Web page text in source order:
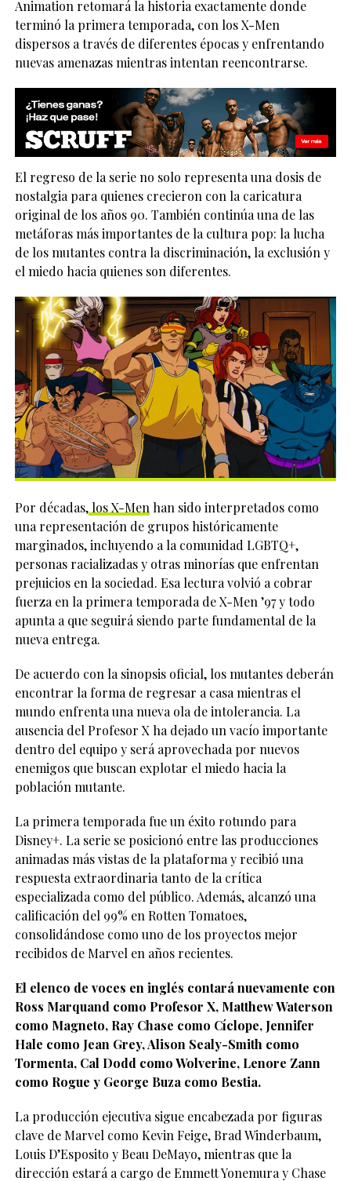
Animation retomará la historia exactamente donde
terminó la primera temporada, con los X-Men
dispersos a través de diferentes épocas y enfrentando
nuevas amenazas mientras intentan reencontrarse.
El regreso de la serie no solo representa una dosis de
nostalgia para quienes crecieron con la caricatura
original de los años 90. También continúa una de las
metáforas más importantes de la cultura pop: la lucha
de los mutantes contra la discriminación, la exclusión y
el miedo hacia quienes son diferentes.
Por décadas,los X-Menhan sido interpretados como
una representación de grupos históricamente
marginados, incluyendo a la comunidad LGBTQ+,
personas racializadas y otras minorías que enfrentan
prejuicios en la sociedad. Esa lectura volvió a cobrar
fuerza en la primera temporada de X-Men ’97 y todo
apunta a que seguirá siendo parte fundamental de la
nueva entrega.
De acuerdo con la sinopsis oficial, los mutantes deberán
encontrar la forma de regresar a casa mientras el
mundo enfrenta una nueva ola de intolerancia. La
ausencia del Profesor X ha dejado un vacío importante
dentro del equipo y será aprovechada por nuevos
enemigos que buscan explotar el miedo hacia la
población mutante.
La primera temporada fue un éxito rotundo para
Disney+. La serie se posicionó entre las producciones
animadas más vistas de la plataforma y recibió una
respuesta extraordinaria tanto de la crítica
especializada como del público. Además, alcanzó una
calificación del 99% en Rotten Tomatoes,
consolidándose como uno de los proyectos mejor
recibidos de Marvel en años recientes.
El elenco de voces en inglés contará nuevamente con
Ross Marquand como Profesor X, Matthew Waterson
como Magneto, Ray Chase como Cíclope, Jennifer
Hale como Jean Grey, Alison Sealy-Smith como
Tormenta, Cal Dodd como Wolverine, Lenore Zann
como Rogue y George Buza como Bestia.
La producción ejecutiva sigue encabezada por figuras
clave de Marvel como Kevin Feige, Brad Winderbaum,
Louis D’Esposito y Beau DeMayo, mientras que la
dirección estará a cargo de Emmett Yonemura y Chase